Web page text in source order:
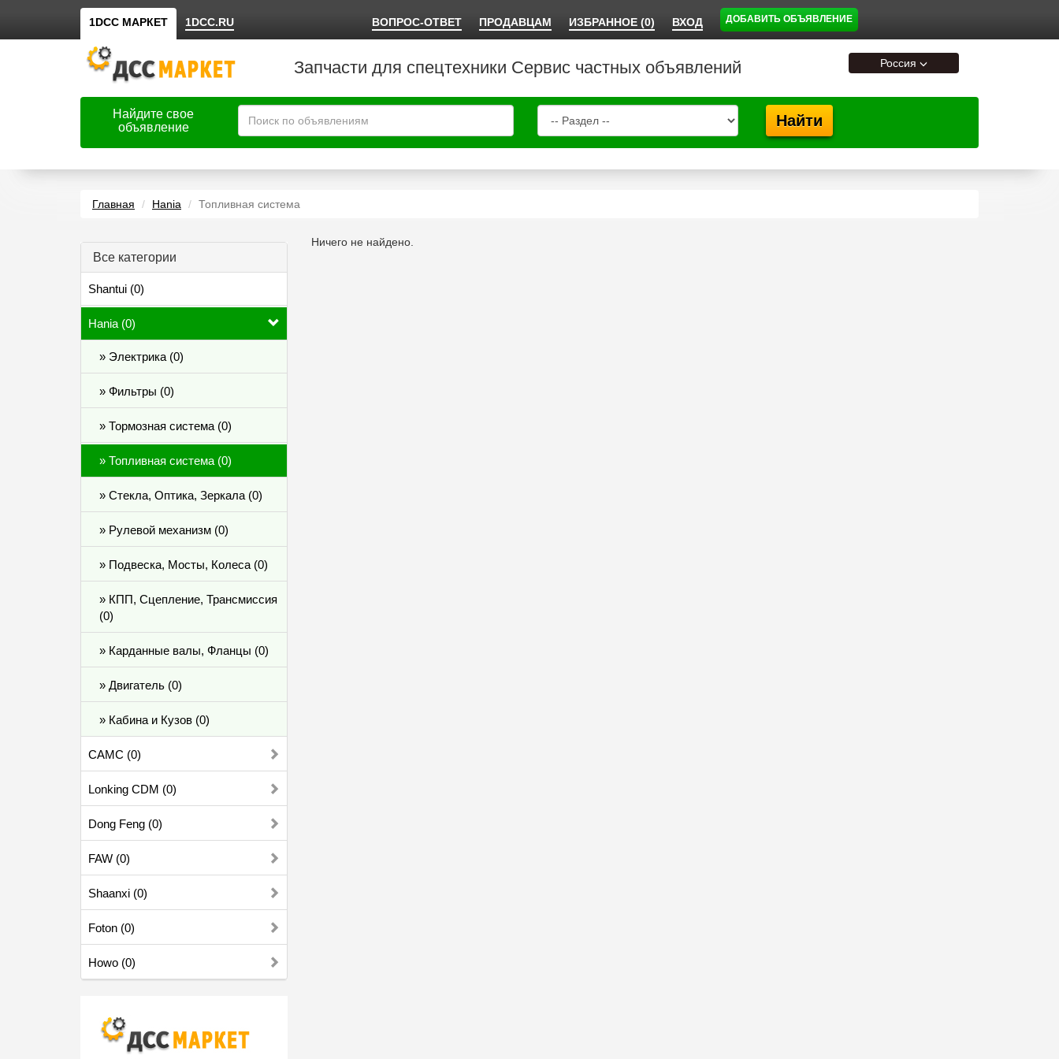
1DCC МАРКЕТ 1DCC.RU ВОПРОС-ОТВЕТ ПРОДАВЦАМ ИЗБРАННОЕ (0) ВХОД ДОБАВИТЬ ОБЪЯВЛЕНИЕ
Запчасти для спецтехники Сервис частных объявлений Россия
Найдите свое
объявление
Главная Hania Топливная система
Все категории
Shantui (0)
Hania (0)
» Электрика (0)
» Фильтры (0)
» Тормозная система (0)
» Топливная система (0)
» Стекла, Оптика, Зеркала (0)
» Рулевой механизм (0)
» Подвеска, Мосты, Колеса (0)
» КПП, Сцепление, Трансмиссия
(0)
» Карданные валы, Фланцы (0)
» Двигатель (0)
» Кабина и Кузов (0)
CAMC (0)
Lonking CDM (0)
Dong Feng (0)
FAW (0)
Shaanxi (0)
Foton (0)
Howo (0)
Ничего не найдено.